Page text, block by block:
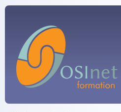
Aller au contenu principal